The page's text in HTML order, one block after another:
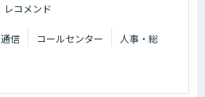
レコメンド
信 コールセンター
人事・総